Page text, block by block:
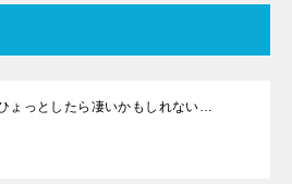
ょっとしたら凄いかもしれない…